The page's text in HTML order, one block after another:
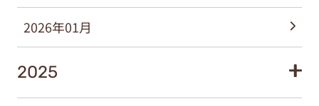
2026年01月
2025